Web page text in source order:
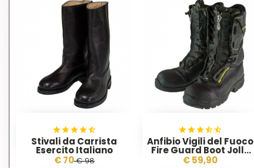
Stivali da Carrista
Esercito Italiano
€ 70€ 98
Anfibio Vigili del Fuoco
Fire Guard Boot Jolly
Italia
€ 59,90